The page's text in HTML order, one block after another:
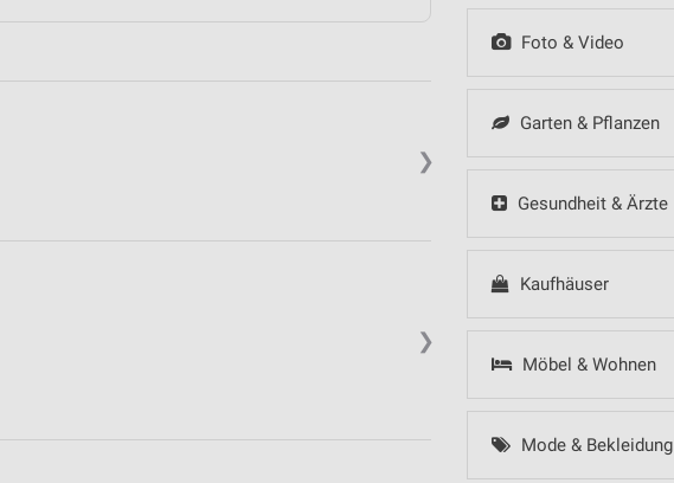
Foto & Video
Garten & Pflanzen
Gesundheit & Ärzte
Kaufhäuser
Möbel & Wohnen
Mode & Bekleidung
❯
❯